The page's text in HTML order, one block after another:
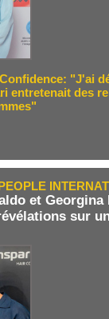
Confidence: "J'ai
entretenait des
et
sur